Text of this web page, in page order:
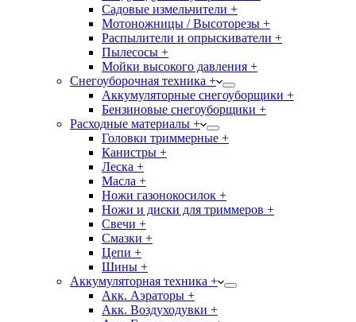
Садовые измельчители +
Мотоножницы / Высоторезы +
Распылители и опрыскиватели +
Пылесосы +
Мойки высокого давления +
Снегоуборочная техника +
Аккумуляторные снегоуборщики +
Бензиновые снегоуборщики +
Расходные материалы +
Головки триммерные +
Канистры +
Леска +
Масла +
Ножи газонокосилок +
Ножи и диски для триммеров +
Свечи +
Смазки +
Цепи +
Шины +
Аккумуляторная техника +
Акк. Аэраторы +
Акк. Воздуходувки +